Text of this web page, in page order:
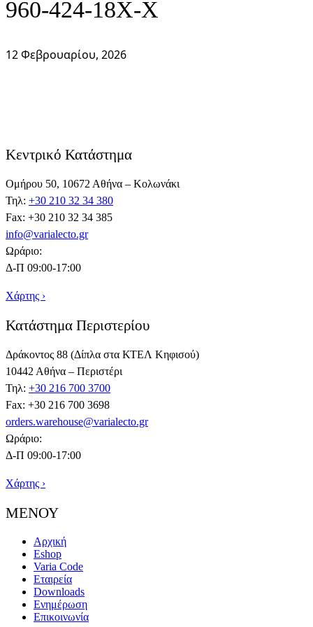
960-424-18Χ-Χ
12 Φεβρουαρίου, 2026
Κεντρικό Κατάστημα
Ομήρου 50, 10672 Αθήνα – Κολωνάκι
Τηλ: +30 210 32 34 380
Fax: +30 210 32 34 385
info@varialecto.gr
Ωράριο:
Δ-Π 09:00-17:00
Χάρτης ›
Κατάστημα Περιστερίου
Δράκοντος 88 (Δίπλα στα ΚΤΕΛ Κηφισού)
10442 Αθήνα – Περιστέρι
Τηλ: +30 216 700 3700
Fax: +30 216 700 3698
orders.warehouse@varialecto.gr
Ωράριο:
Δ-Π 09:00-17:00
Χάρτης ›
ΜΕΝΟΥ
Αρχική
Eshop
Varia Code
Εταιρεία
Downloads
Ενημέρωση
Επικοινωνία